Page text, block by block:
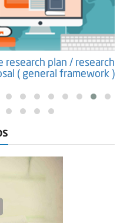
research plan / research
( general framework )